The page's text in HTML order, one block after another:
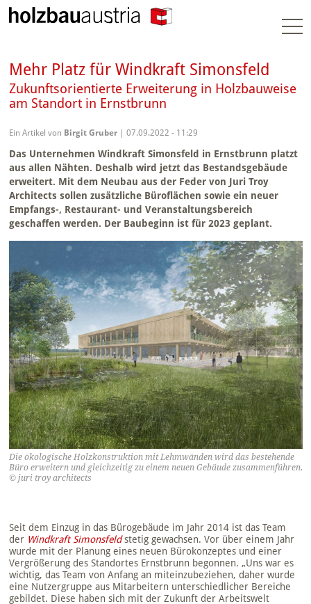
Mehr Platz für Windkraft Simonsfeld
Zukunftsorientierte Erweiterung in Holzbauweise
am Standort in Ernstbrunn
Ein Artikel von Birgit Gruber| 07.09.2022 - 11:29
Das Unternehmen Windkraft Simonsfeld in Ernstbrunn platzt
aus allen Nähten. Deshalb wird jetzt das Bestandsgebäude
erweitert. Mit dem Neubau aus der Feder von Juri Troy
Architects sollen zusätzliche Büroflächen sowie ein neuer
Empfangs-, Restaurant- und Veranstaltungsbereich
geschaffen werden. Der Baubeginn ist für 2023 geplant.
Die ökologische Holzkonstruktion mit Lehmwänden wird das bestehende
Büro erweitern und gleichzeitig zu einem neuen Gebäude zusammenführen.
© juri troy architects
Seit dem Einzug in das Bürogebäude im Jahr 2014 ist das Team
der Windkraft Simonsfeldstetig gewachsen. Vor über einem Jahr
wurde mit der Planung eines neuen Bürokonzeptes und einer
Vergrößerung des Standortes Ernstbrunn begonnen. „Uns war es
wichtig, das Team von Anfang an miteinzubeziehen, daher wurde
eine Nutzergruppe aus Mitarbeitern unterschiedlicher Bereiche
gebildet. Diese haben sich mit der Zukunft der Arbeitswelt